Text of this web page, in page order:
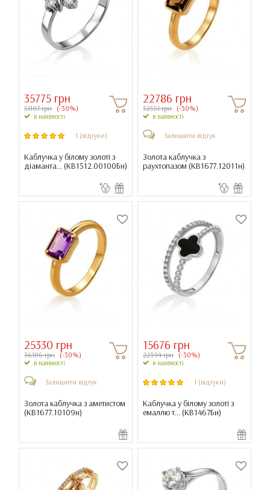
35775 грн
51107 грн (-30%)
в наявності
1 (відгуки)
Каблучка у білому золоті з
діаманта... (КВ1512.00100Бн)
22786 грн
32551 грн (-30%)
в наявності
Залишити відгук
Золота каблучка з
раухтопазом (КВ1677.12011н)
25330 грн
36186 грн (-30%)
в наявності
Залишити відгук
Золота каблучка з аметистом
(КВ1677.10109н)
15676 грн
22394 грн (-30%)
в наявності
1 (відгуки)
Каблучка у білому золоті з
емаллю т... (КВ1467Би)